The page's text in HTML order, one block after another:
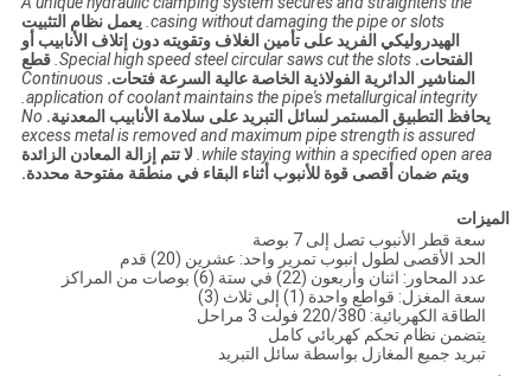
casing without damaging the pipe or slots. يعمل نظام التثبيت
الهيدروليكي الفريد على تأمين الغلاف وتقويته دون إتلاف الأنابيب أو
الفتحات. Special high speed steel circular saws cut the slots. قطع
المناشير الدائرية الفولاذية الخاصة عالية السرعة فتحات. Continuous
application of coolant maintains the pipe's metallurgical integrity.
يحافظ التطبيق المستمر لسائل التبريد على سلامة الأنابيب المعدنية. No
excess metal is removed and maximum pipe strength is assured
while staying within a specified open area. لا تتم إزالة المعادن الزائدة
ويتم ضمان أقصى قوة للأنبوب أثناء البقاء في منطقة مفتوحة محددة.
الميزات
سعة قطر الأنبوب تصل إلى 7 بوصة
الحد الأقصى لطول انبوب تمرير واحد: عشرين (20) قدم
عدد المحاور: اثنان وأربعون (22) في ستة (6) بوصات من المراكز
سعة المغزل: قواطع واحدة (1) إلى ثلاث (3)
الطاقة الكهربائية: 220/380 فولت 3 مراحل
يتضمن نظام تحكم كهربائي كامل
تبريد جميع المغازل بواسطة سائل التبريد